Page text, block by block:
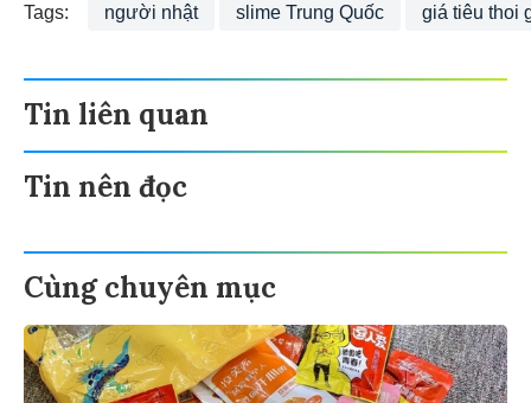
Tags: người nhật slime Trung Quốc giá tiêu thoi
Tin liên quan
Tin nên đọc
Cùng chuyên mục